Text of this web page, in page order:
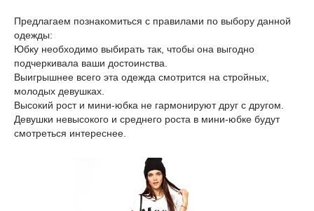
Предлагаем познакомиться с правилами по выбору данной
одежды:
Юбку необходимо выбирать так, чтобы она выгодно
подчеркивала ваши достоинства.
Выигрышнее всего эта одежда смотрится на стройных,
молодых девушках.
Высокий рост и мини-юбка не гармонируют друг с другом.
Девушки невысокого и среднего роста в мини-юбке будут
смотреться интереснее.